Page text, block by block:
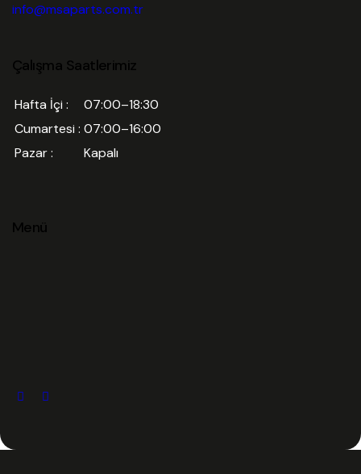
info@msaparts.com.tr
Çalışma Saatlerimiz
Hafta İçi :
07:00–18:30
Cumartesi : 07:00–16:00
Pazar :
Kapalı
Menü